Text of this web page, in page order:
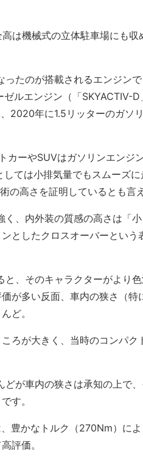
は機械式の立体駐車場にも収
たのが搭載されるエンジン
ルエンジン（「SKYACTIV-
2020年に1.5リッターのガソ
ーやSUVはガソリンエンジ
ては小排気量でもスムーズ
の高さを証明しているとも言
、内外装の質感の高さは「小
としたクロスオーバーという
、そのキャラクターがより
が多い反面、車内の狭さ（
ど。
ろが大きく、当時のコンパク
が車内の狭さは承知の上で
す。
豊かなトルク（270Nm）に
評価。